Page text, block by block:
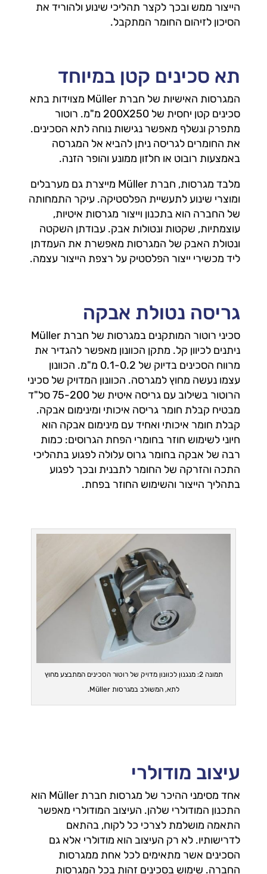
הייצור ממש ובכך לקצר תהליכי שינוע ולהוריד את
הסיכון לזיהום החומר המתקבל.
תא סכינים קטן במיוחד
המגרסות האישיות של חברת Müller מצוידות בתא
סכינים קטן יחסית של 200X250 מ"מ. רוטור
מתפרק ונשלף מאפשר נגישות נוחה לתא הסכינים.
את החומרים לגריסה ניתן להביא אל המגרסה
באמצעות רובוט או חלזון ממונע והופר הזנה.
מלבד מגרסות, חברת Müller מייצרת גם מערבלים
ומוצרי שינוע לתעשיית הפלסטיקה. עיקר התמחותה
של החברה הוא בתכנון וייצור מגרסות איטיות,
עוצמתיות, שקטות ונטולות אבק. עבודתן השקטה
ונטולת האבק של המגרסות מאפשרת את העמדתן
ליד מכשירי ייצור הפלסטיק על רצפת הייצור עצמה.
גריסה נטולת אבקה
סכיני רוטור המותקנים במגרסות של חברת Müller
ניתנים לכיוון קל. מתקן הכוונון מאפשר להגדיר את
מרווח הסכינים בדיוק של 0.1-0.2 מ"מ. הכוונון
עצמו נעשה מחוץ למגרסה. הכוונון המדויק של סכיני
הרוטור בשילוב עם גריסה איטית של 75-200 סל"ד
מבטיח קבלת חומר גריסה איכותי ומינימום אבקה.
קבלת חומר איכותי ואחיד עם מינימום אבקה הוא
חיוני לשימוש חוזר בחומרי הפחת הגרוסים: כמות
רבה של אבקה בחומר גרוס עלולה לפגוע בתהליכי
התכה והזרקה של החומר לתבנית ובכך לפגוע
בתהליך הייצור והשימוש החוזר בפחת.
תמונה 2: מנגנון לכוונון מדויק של רוטור הסכינים המתבצע מחוץ
לתא, המשולב במגרסות Müller.
עיצוב מודולרי
אחד מסימני ההיכר של מגרסות חברת Müller הוא
התכנון המודולרי שלהן. העיצוב המודולרי מאפשר
התאמה מושלמת לצרכי כל לקוח, בהתאם
לדרישותיו. לא רק העיצוב הוא מודולרי אלא גם
הסכינים אשר מתאימים לכל אחת ממגרסות
החברה. שימוש בסכינים זהות בכל המגרסות